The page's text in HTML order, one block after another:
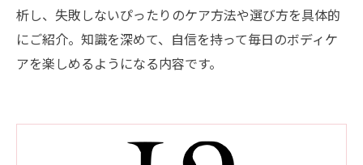
析し、失敗しないぴったりのケア方法や選び方を具体的
にご紹介。知識を深めて、自信を持って毎日のボディケ
アを楽しめるようになる内容です。